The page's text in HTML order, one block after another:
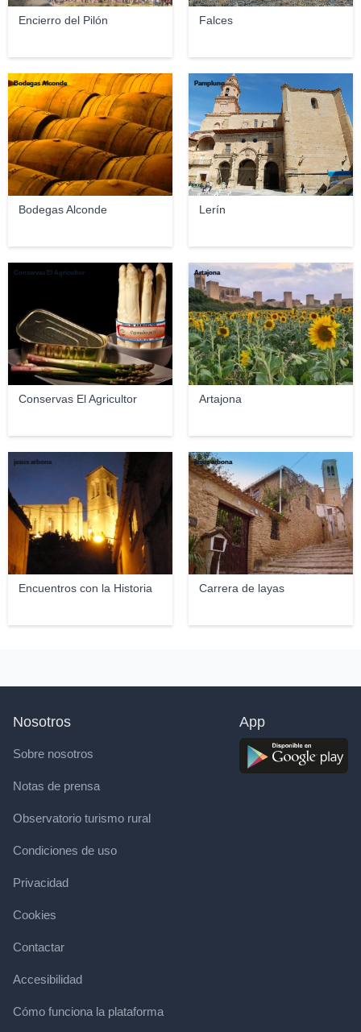
Encierro del Pilón Falces
Bodegas Alconde
Bodegas Alconde
Lerín
Pampluno
Conservas El Agricultor
Conservas El Agricultor
Artajona
Artajona
Encuentros con la Historia
jesus arbona
Carrera de layas
jesus arbona
Nosotros
Sobre nosotros
Notas de prensa
Observatorio turismo rural
Condiciones de uso
Privacidad
Cookies
Contactar
Accesibilidad
Cómo funciona la plataforma
App